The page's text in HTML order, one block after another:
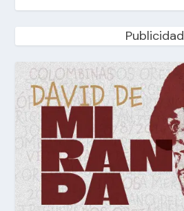
Publicidad